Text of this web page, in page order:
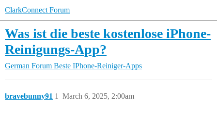
ClarkConnect Forum
Was ist die beste kostenlose iPhone-
Reinigungs-App?
German Forum Beste IPhone-Reiniger-Apps
bravebunny91 March 6, 2025, 2:00am
1